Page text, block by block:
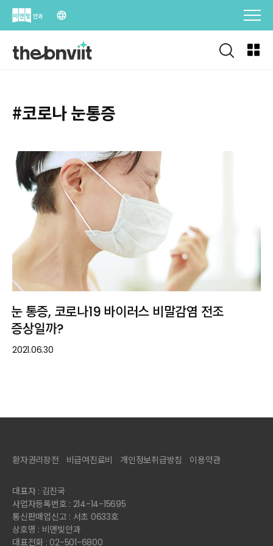
Skip
#코로나 눈통증
눈 통증, 코로나19 바이러스 비말감염 전조
증상일까?
2021.06.30
환자권리장전 비급여진료비 개인정보취급방침 이용약관
대표자 : 김진국
사업자등록번호 : 214-14-15695
통신판매업신고 : 서초 0633호
상호명 : 비앤빛안과
대표전화 : 02-501-6800